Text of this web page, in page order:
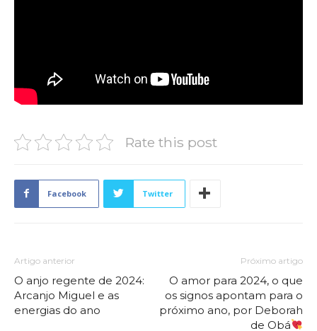
Rate this post
Facebook Twitter
Artigo anterior
O anjo regente de 2024:
Arcanjo Miguel e as
energias do ano
Próximo artigo
O amor para 2024, o que
os signos apontam para o
próximo ano, por Deborah
de Obá